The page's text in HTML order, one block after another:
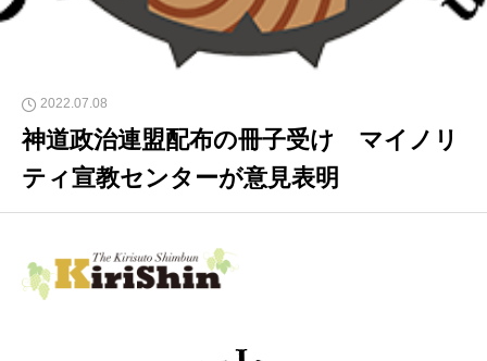
2022.07.08
神道政治連盟配布の冊子受け マイノリ
ティ宣教センターが意見表明